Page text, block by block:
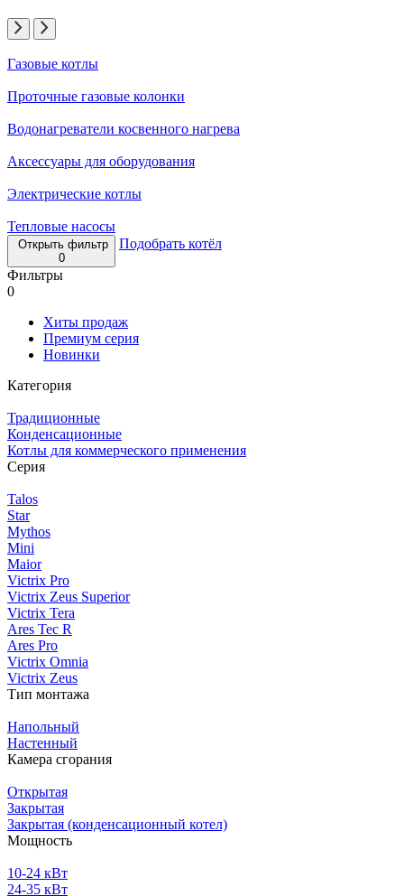
Газовые котлы
Проточные газовые колонки
Водонагреватели косвенного нагрева
Аксессуары для оборудования
Электрические котлы
Тепловые насосы
Открыть фильтр
0
Подобрать котёл
Фильтры
0
Хиты продаж
Премиум серия
Новинки
Категория
Традиционные
Конденсационные
Котлы для коммерческого применения
Серия
Talos
Star
Mythos
Mini
Maior
Victrix Pro
Victrix Zeus Superior
Victrix Tera
Ares Tec R
Ares Pro
Victrix Omnia
Victrix Zeus
Тип монтажа
Напольный
Настенный
Камера сгорания
Открытая
Закрытая
Закрытая (конденсационный котел)
Мощность
10-24 кВт
24-35 кВт